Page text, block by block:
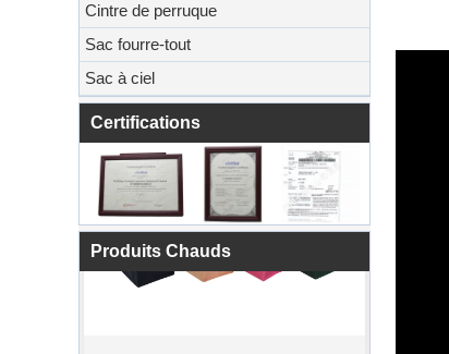
Cintre de perruque
Sac fourre-tout
Sac à ciel
Certifications
Produits Chauds